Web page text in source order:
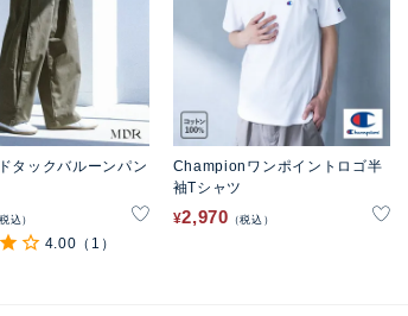
タックバルーンパン
込
4.00 （1）
Championワンポイントロゴ半
袖Tシャツ
¥2,970 税込